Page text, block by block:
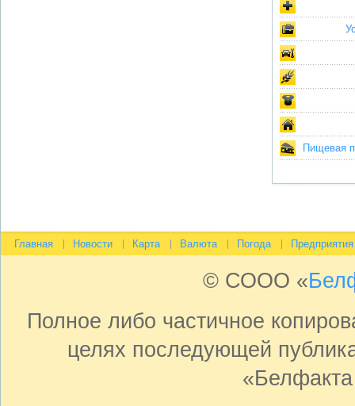
Пищевая
Главная Новости Карта Валюта Погода Предприятия
© СООО «
Полное либо частичное
целях последующей